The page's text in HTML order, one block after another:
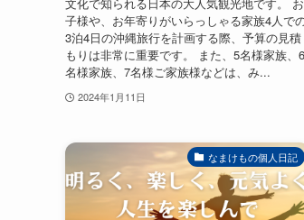
子様や、お年寄りがいらっしゃる家族4人で
3泊4日の沖縄旅行を計画する際、予算の見積
もりは非常に重要です。 また、5名様家族、6
名様家族、7名様ご家族様などは、み...
2024年1月11日
なまけもの個人日記